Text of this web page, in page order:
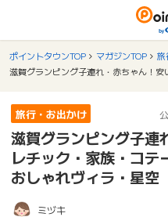
ポイントタウンTOP マガジンTOP
旅
旅行・お出かけ
滋賀グランピング子連
レチック・家族・コテ
おしゃれヴィラ・星空
ミヅキ